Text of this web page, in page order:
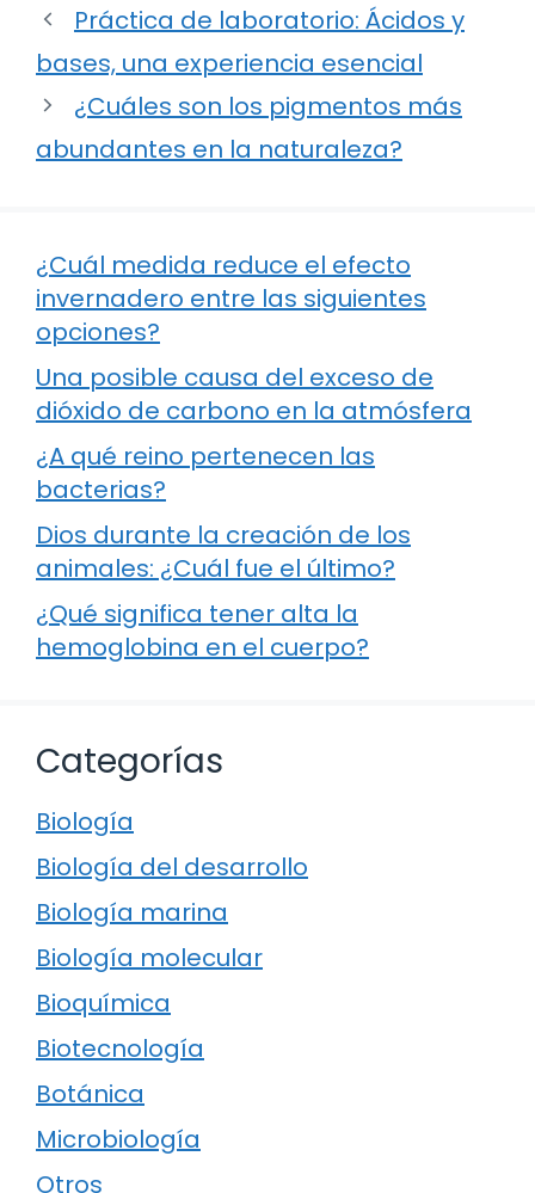
Práctica de laboratorio: Ácidos y
bases, una experiencia esencial
¿Cuáles son los pigmentos más
abundantes en la naturaleza?
¿Cuál medida reduce el efecto
invernadero entre las siguientes
opciones?
Una posible causa del exceso de
dióxido de carbono en la atmósfera
¿A qué reino pertenecen las
bacterias?
Dios durante la creación de los
animales: ¿Cuál fue el último?
¿Qué significa tener alta la
hemoglobina en el cuerpo?
Categorías
Biología
Biología del desarrollo
Biología marina
Biología molecular
Bioquímica
Biotecnología
Botánica
Microbiología
Otros